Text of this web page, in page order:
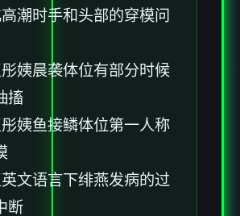
潮时手和头部的穿模问
姨晨袭体位有部分时候
搐
姨鱼接鳞体位第一人称
文语言下绯燕发病的过
断